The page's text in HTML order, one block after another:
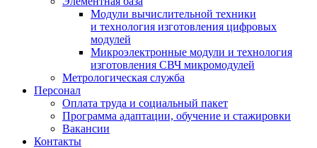
Модули вычислительной техники
и технология изготовления цифровых
модулей
Микроэлектронные модули и технология
изготовления СВЧ микромодулей
Метрологическая служба
Персонал
Оплата труда и социальный пакет
Программа адаптации, обучение и стажировки
Вакансии
Контакты